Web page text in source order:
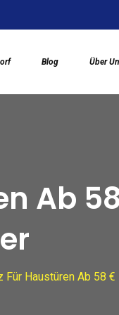
Blog Über
Ab
Für Haustüren Ab 58